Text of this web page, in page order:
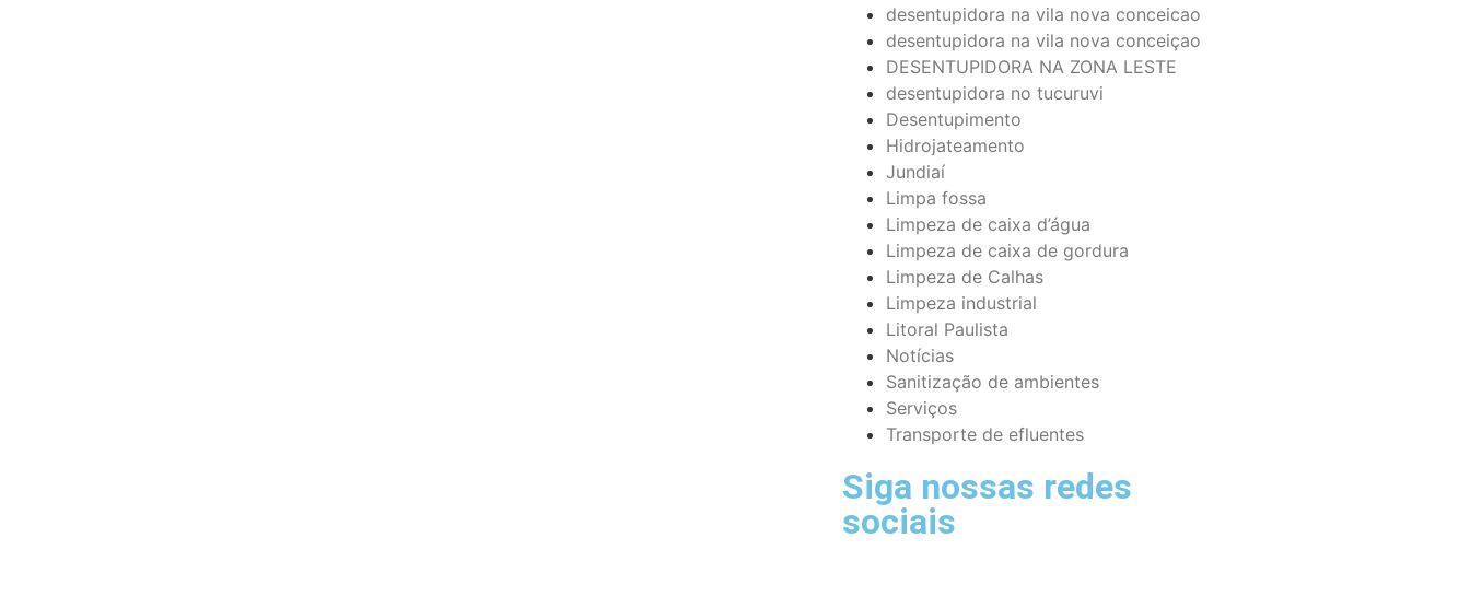
desentupidora na vila nova conceicao
desentupidora na vila nova conceiçao
DESENTUPIDORA NA ZONA LESTE
desentupidora no tucuruvi
Desentupimento
Hidrojateamento
Jundiaí
Limpa fossa
Limpeza de caixa d’água
Limpeza de caixa de gordura
Limpeza de Calhas
Limpeza industrial
Litoral Paulista
Notícias
Sanitização de ambientes
Serviços
Transporte de efluentes
Siga nossas redes
sociais